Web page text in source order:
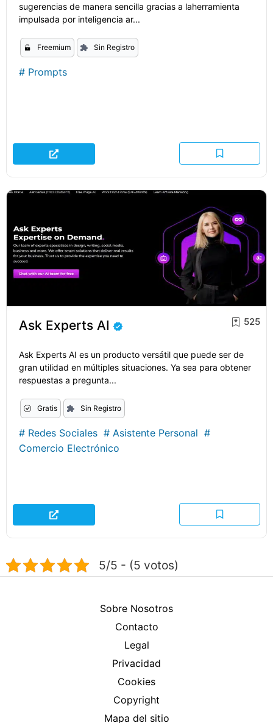
sugerencias de manera sencilla gracias a laherramienta
impulsada por inteligencia ar...
Freemium Sin Registro
# Prompts
Ask Experts AI 525
Ask Experts AI es un producto versátil que puede ser de
gran utilidad en múltiples situaciones. Ya sea para obtener
respuestas a pregunta...
Gratis Sin Registro
# Redes Sociales # Asistente Personal #
Comercio Electrónico
5/5 - (5 votos)
Sobre Nosotros
Contacto
Legal
Privacidad
Cookies
Copyright
Mapa del sitio